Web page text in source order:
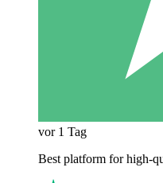
vor 1 Tag
Best platform for high-